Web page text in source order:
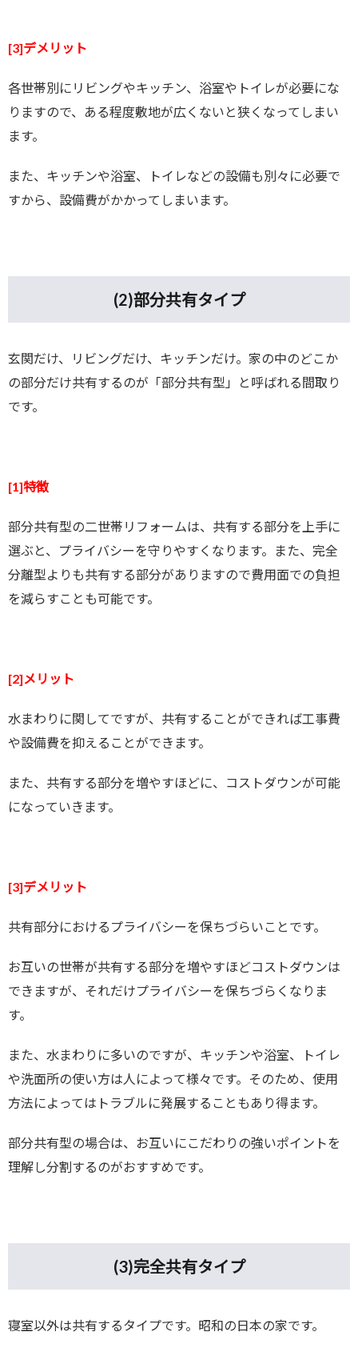
[3]デメリット
各世帯別にリビングやキッチン、浴室やトイレが必要にな
りますので、ある程度敷地が広くないと狭くなってしまい
ます。
また、キッチンや浴室、トイレなどの設備も別々に必要で
すから、設備費がかかってしまいます。
(2)部分共有タイプ
玄関だけ、リビングだけ、キッチンだけ。家の中のどこか
の部分だけ共有するのが「部分共有型」と呼ばれる間取り
です。
[1]特徴
部分共有型の二世帯リフォームは、共有する部分を上手に
選ぶと、プライバシーを守りやすくなります。また、完全
分離型よりも共有する部分がありますので費用面での負担
を減らすことも可能です。
[2]メリット
水まわりに関してですが、共有することができれば工事費
や設備費を抑えることができます。
また、共有する部分を増やすほどに、コストダウンが可能
になっていきます。
[3]デメリット
共有部分におけるプライバシーを保ちづらいことです。
お互いの世帯が共有する部分を増やすほどコストダウンは
できますが、それだけプライバシーを保ちづらくなりま
す。
また、水まわりに多いのですが、キッチンや浴室、トイレ
や洗面所の使い方は人によって様々です。そのため、使用
方法によってはトラブルに発展することもあり得ます。
部分共有型の場合は、お互いにこだわりの強いポイントを
理解し分割するのがおすすめです。
(3)完全共有タイプ
寝室以外は共有するタイプです。昭和の日本の家です。